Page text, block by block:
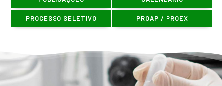
PROCESSO SELETIVO PROAP / PROEX